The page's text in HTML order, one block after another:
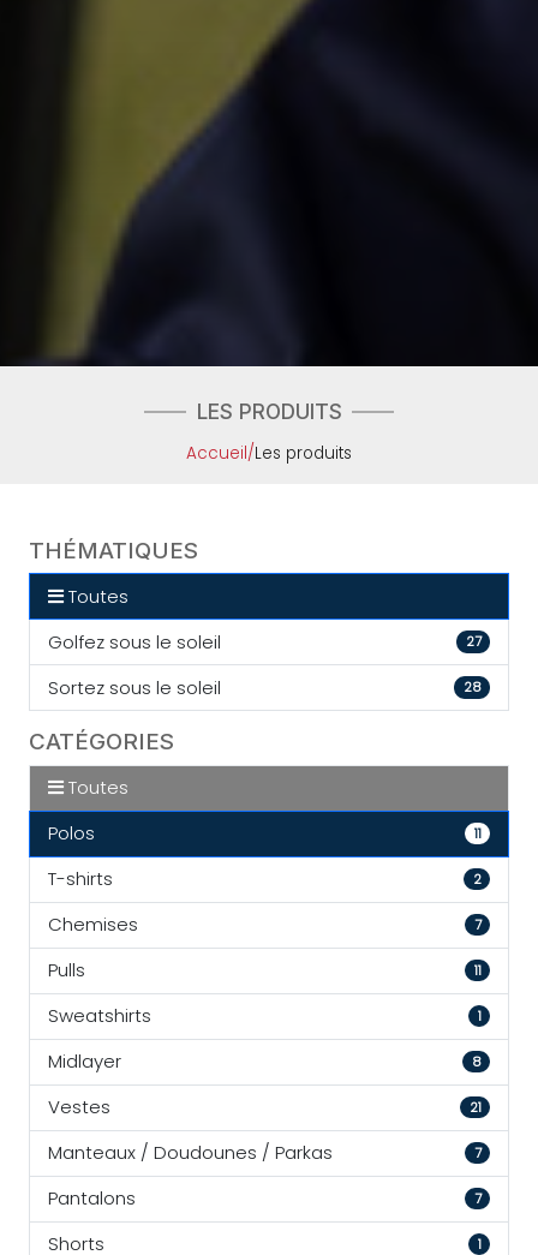
LES PRODUITS
Accueil/Les produits
THÉMATIQUES
Toutes
Golfez sous le soleil
27
Sortez sous le soleil 28
CATÉGORIES
Toutes
Polos
11
T-shirts 2
Chemises 7
Pulls 11
Sweatshirts 1
Midlayer 8
Vestes 21
Manteaux / Doudounes / Parkas 7
Pantalons 7
Shorts 1